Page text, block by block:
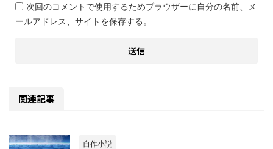
次回のコメントで使用するためブラウザーに自分の名前、メ
ールアドレス、サイトを保存する。
関連記事
自作小説